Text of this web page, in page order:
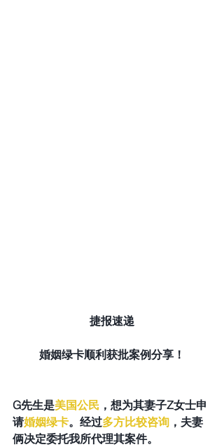
捷报速递
婚姻绿卡顺利获批案例分享！
G先生是美国公民 ，想为其妻子Z女士申
请婚姻绿卡。经过多方比较咨询 ，夫妻
俩决定委托我所代理其案件。